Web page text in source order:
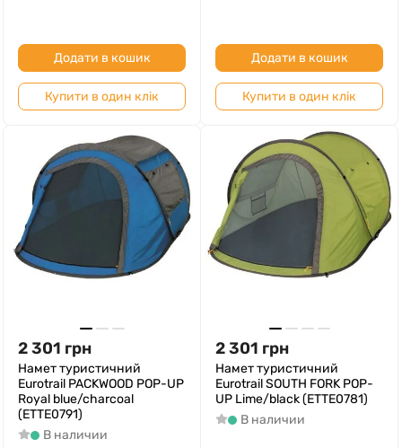
Додати в кошик
Купити в один клік
Додати в кошик
Купити в один клік
2 301 грн
Намет туристичний
Eurotrail PACKWOOD POP-UP
Royal blue/charcoal
(ETTE0791)
В наличии
2 301 грн
Намет туристичний
Eurotrail SOUTH FORK POP-
UP Lime/black (ETTE0781)
В наличии